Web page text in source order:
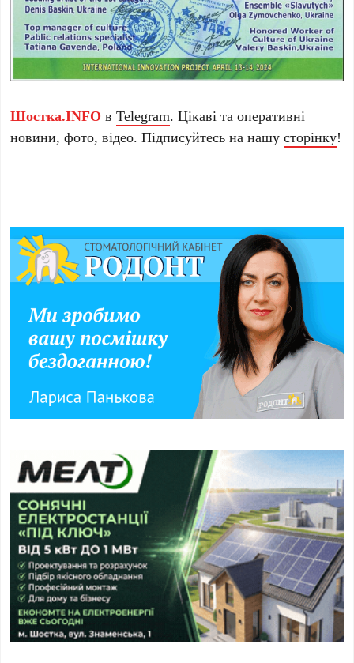
Шостка.INFO вTelegram. Цікаві та оперативні
новини, фото, відео. Підписуйтесь на нашусторінку!